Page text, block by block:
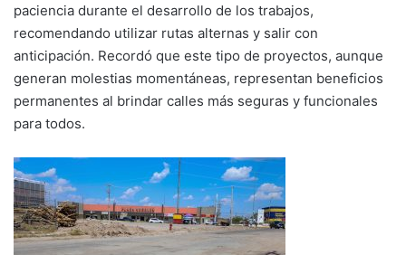
paciencia durante el desarrollo de los trabajos,
recomendando utilizar rutas alternas y salir con
anticipación. Recordó que este tipo de proyectos, aunque
generan molestias momentáneas, representan beneficios
permanentes al brindar calles más seguras y funcionales
para todos.